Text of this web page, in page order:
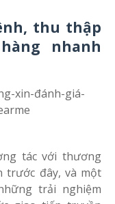
thu thập
nhanh
tác với thương
trước đây, và một
trải nghiệm